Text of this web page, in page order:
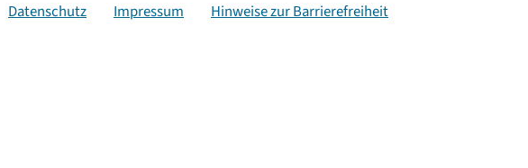
Datenschutz Impressum Hinweise zur Barrierefreiheit